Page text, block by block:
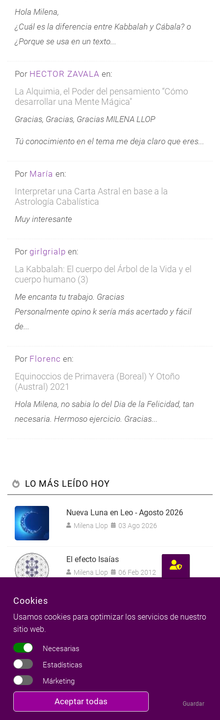
Hola Milena,
¿Cuál es la diferencia entre Kabbalah y Cábala? o
¿Porque se usa en un texto...
Por HECTOR ZAVALA en:
La Alquimia, el Poder del pensamiento “Cómo
desarrollar una Mente Mágica"
Gracias, Gracias, Gracias MILENA LLOP
Tú conocimiento en el tema me deja claro que eres...
Por María en:
Interpretar una Carta Astral en base a la
Astrología Cabalística
Muy interesante
Por girlgrialp en:
La Kabbalah: El cuerpo del Árbol de la Vida y el
cuerpo humano (3)
Me encanta tu trabajo. Gracias
Personalmente opino k sería más acertado y fácil
de...
Por Florenc en:
Equinoccios de Primavera (Boreal) Y Otoño
(Austral) 2021
Hola Milena, no sabia lo del Dia de la Felicidad, tan
necesaria. Hermoso ejercicio. Gracias...
LO MÁS LEÍDO HOY
Nueva Luna en Leo - Agosto 2026
Milena Llop 03 Ago 2026
El efecto Isaías
Milena Llop 06 Feb 2012
Milena Llop 03 Ago 2026
Activando la magia
Milena Llop
Kabaleb y su legado
Milena Llop 19 Sep 2021
Cookies
Usamos cookies para optimizar los servicios de nuestro
sitio web.
Necesarias
Estadísticas
Márketing
Aceptar todas Guardar